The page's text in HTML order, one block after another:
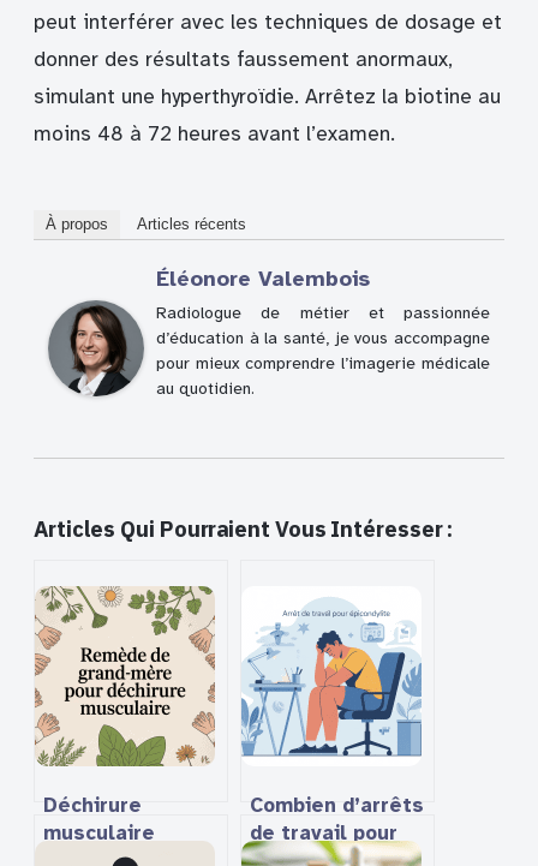
peut interférer avec les techniques de dosage et
donner des résultats faussement anormaux,
simulant une hyperthyroïdie. Arrêtez la biotine au
moins 48 à 72 heures avant l’examen.
À propos Articles récents
Éléonore Valembois
Radiologue de métier et passionnée
d’éducation à la santé, je vous accompagne
pour mieux comprendre l’imagerie médicale
au quotidien.
Articles Qui Pourraient Vous Intéresser :
Déchirure
musculaire
remède de grand-
Combien d’arrêts
de travail pour
une épicondylite :